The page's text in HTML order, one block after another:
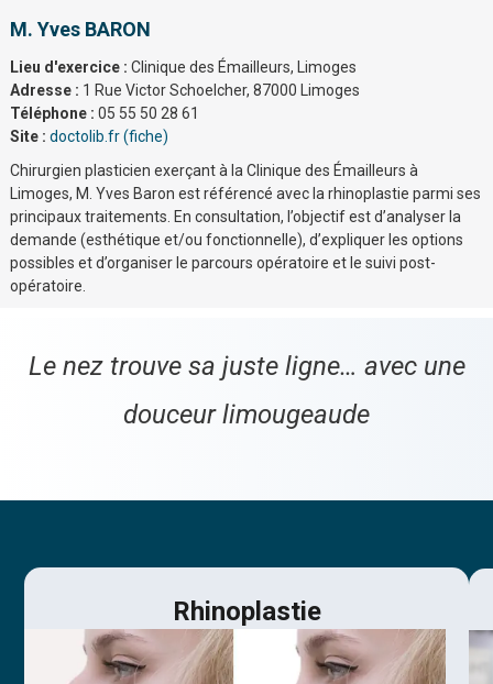
M. Yves BARON
Lieu d'exercice : Clinique des Émailleurs, Limoges
Adresse : 1 Rue Victor Schoelcher, 87000 Limoges
Téléphone : 05 55 50 28 61
Site : doctolib.fr (fiche)
Chirurgien plasticien exerçant à la Clinique des Émailleurs à
Limoges, M. Yves Baron est référencé avec la rhinoplastie parmi ses
principaux traitements. En consultation, l’objectif est d’analyser la
demande (esthétique et/ou fonctionnelle), d’expliquer les options
possibles et d’organiser le parcours opératoire et le suivi post-
opératoire.
Le nez trouve sa juste ligne… avec une
douceur limougeaude
Rhinoplastie